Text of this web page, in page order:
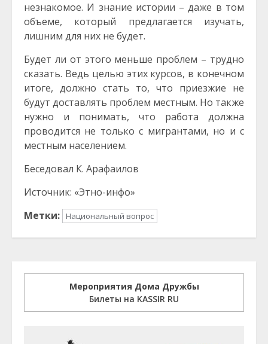
незнакомое. И знание истории – даже в том
объеме, который предлагается изучать,
лишним для них не будет.
Будет ли от этого меньше проблем – трудно
сказать. Ведь целью этих курсов, в конечном
итоге, должно стать то, что приезжие не
будут доставлять проблем местным. Но также
нужно и понимать, что работа должна
проводится не только с мигрантами, но и с
местным населением.
Беседовал К. Арафаилов
Источник: «Этно-инфо»
Метки:
Национальный вопрос
Мероприятия Дома Дружбы
Билеты на KASSIR RU